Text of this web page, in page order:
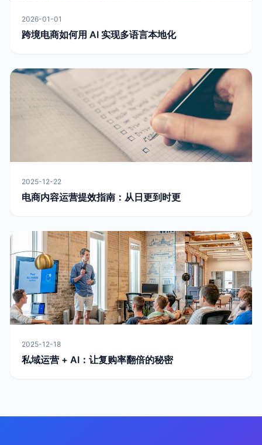
2026-01-01
跨境电商如何用 AI 实现多语言本地化
2025-12-22
电商内容运营提效指南：从日更到时更
2025-12-18
私域运营 + AI：让复购率翻倍的秘密